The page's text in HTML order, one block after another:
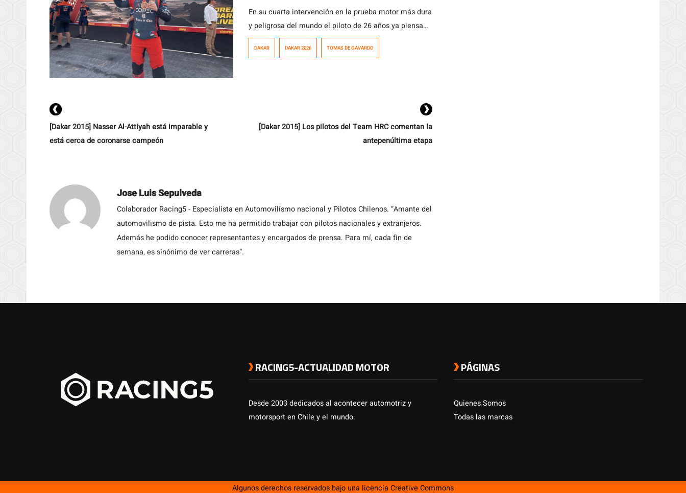
En su cuarta intervención en la prueba motor más dura
y peligrosa del mundo el piloto de 26 años ya piensa
en la próxima edición en Arabia Saudita.
DAKAR DAKAR 2026 TOMAS DE GAVARDO
[Dakar 2015] Nasser Al-Attiyah está imparable y
está cerca de coronarse campeón
[Dakar 2015] Los pilotos del Team HRC comentan la
antepenúltima etapa
Jose Luis Sepulveda
Colaborador Racing5 - Especialista en Automovilísmo nacional y Pilotos Chilenos. “Amante del
automovilismo de pista. Esto me ha permitido trabajar con pilotos nacionales y extranjeros.
Además he podido conocer representantes y encargados de prensa. Para mí, cada fin de
semana, es sinónimo de ver carreras”.
RACING5-ACTUALIDAD MOTOR
Desde 2003 dedicados al acontecer automotriz y
motorsport en Chile y el mundo.
PÁGINAS
Quienes Somos
Todas las marcas
Algunos derechos reservados bajo una licencia Creative Commons